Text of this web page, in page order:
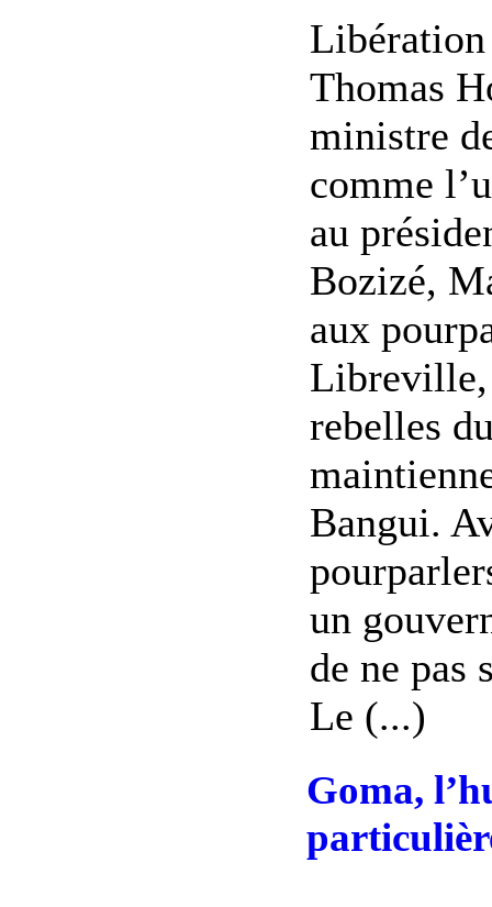
Thomas
ministre
comme
au
Bozizé,
aux
Libreville,
rebelles
Bangui.
un
de ne pas
Le (...)
Goma,